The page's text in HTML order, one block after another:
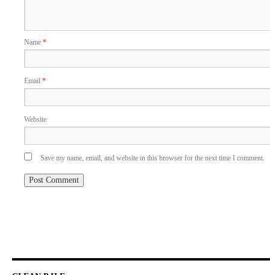
Name *
Email *
Website
Save my name, email, and website in this browser for the next time I comment.